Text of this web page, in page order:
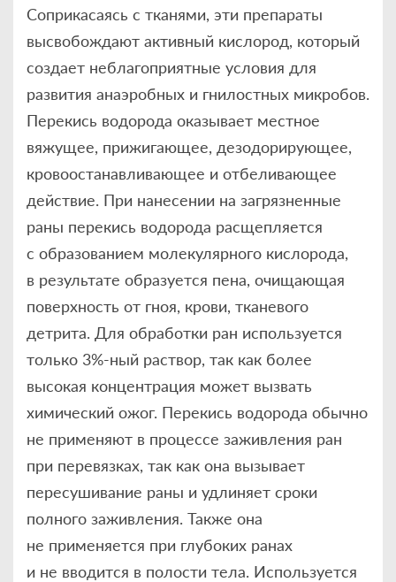
Соприкасаясь с тканями, эти препараты
высвобождают активный кислород, который
создает неблагоприятные условия для
развития анаэробных и гнилостных микробов.
Перекись водорода оказывает местное
вяжущее, прижигающее, дезодорирующее,
кровоостанавливающее и отбеливающее
действие. При нанесении на загрязненные
раны перекись водорода расщепляется
с образованием молекулярного кислорода,
в результате образуется пена, очищающая
поверхность от гноя, крови, тканевого
детрита. Для обработки ран используется
только 3%-ный раствор, так как более
высокая концентрация может вызвать
химический ожог. Перекись водорода обычно
не применяют в процессе заживления ран
при перевязках, так как она вызывает
пересушивание раны и удлиняет сроки
полного заживления. Также она
не применяется при глубоких ранах
и не вводится в полости тела. Используется